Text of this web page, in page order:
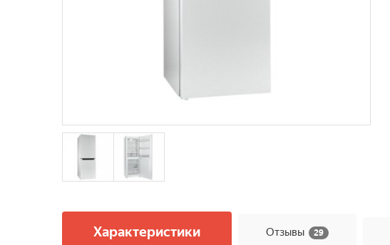
Характеристики Отзывы 29